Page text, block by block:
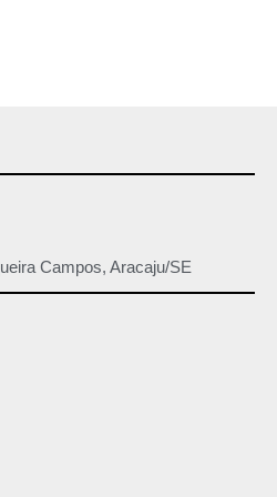
Campos, Aracaju/SE